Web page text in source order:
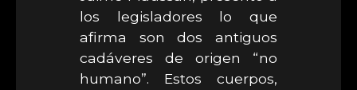
los legisladores lo que
afirma son dos antiguos
cadáveres de origen “no
humano”. Estos cuerpos,